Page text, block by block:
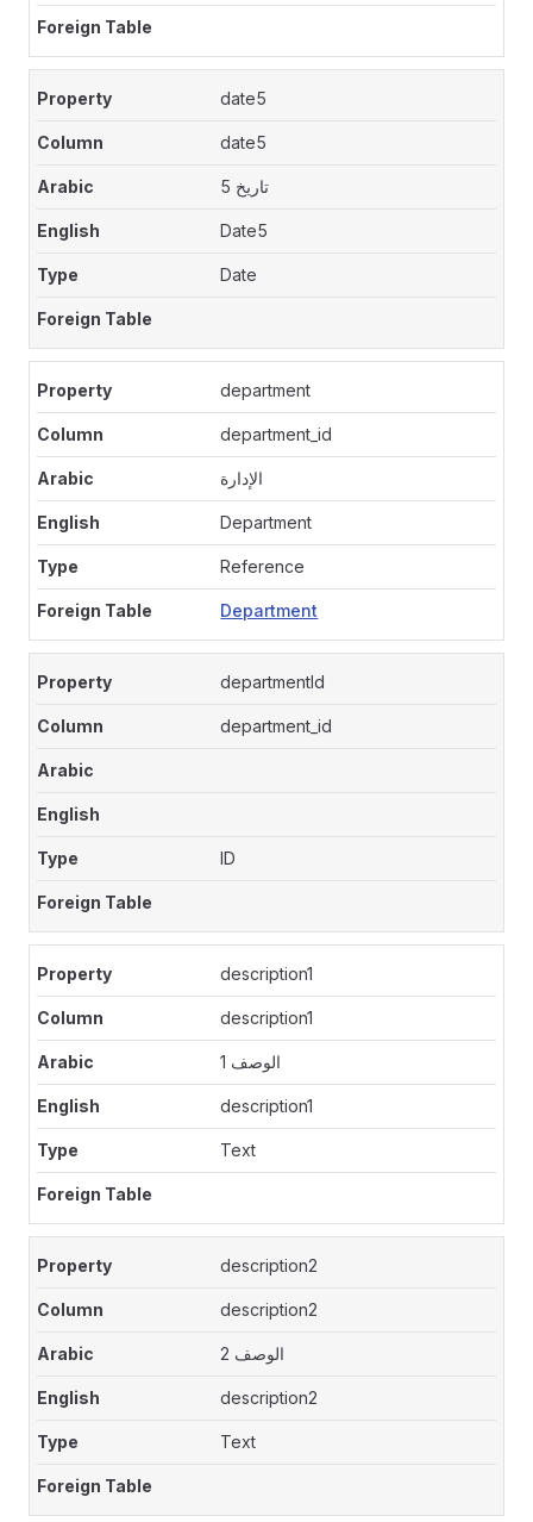
date5
date5
تاريخ 5
Date5
Date
department
department_id
الإدارة
Department
Reference
Department
departmentId
department_id
ID
description1
description1
الوصف 1
description1
Text
description2
description2
الوصف 2
description2
Text